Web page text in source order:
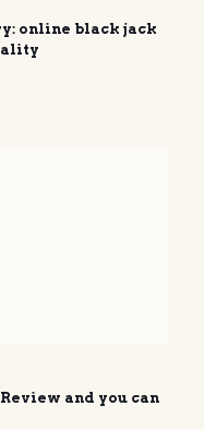
online black jack
and you can